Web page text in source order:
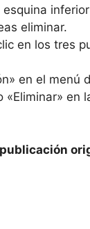
eliminar.
en los​ tres
en el menú
en